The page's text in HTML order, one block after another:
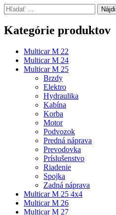
Hľadať:
Kategórie produktov
Multicar M 22
Multicar M 24
Multicar M 25
Brzdy
Elektro
Hydraulika
Kabína
Korba
Motor
Podvozok
Predná náprava
Prevodovka
Príslušenstvo
Riadenie
Spojka
Zadná náprava
Multicar M 25 4x4
Multicar M 26
Multicar M 27